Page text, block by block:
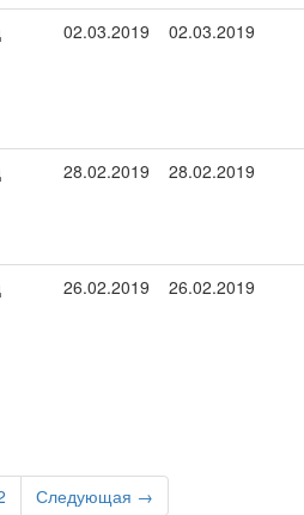
02.03.2019 02.03.2019
28.02.2019 28.02.2019
26.02.2019 26.02.2019
Следующая →